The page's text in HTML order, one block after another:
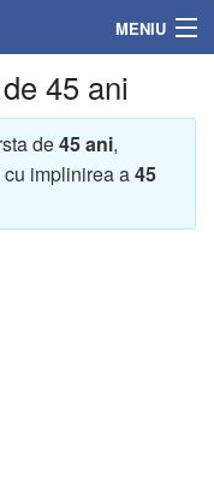
MENIU
45 ani
de45 ani,
cu implinirea a45